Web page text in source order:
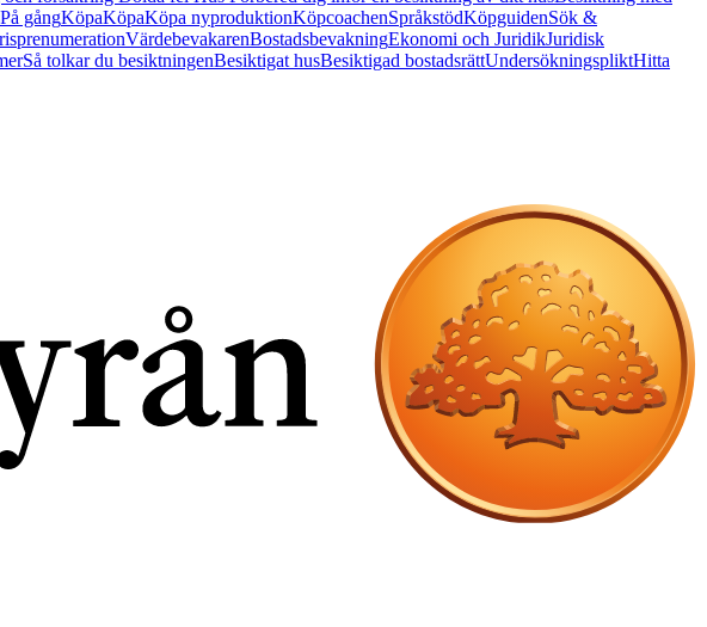
På gångKöpaKöpaKöpa nyproduktionKöpcoachenSpråkstödKöpguidenSök &
VärdebevakarenBostadsbevakningEkonomi och JuridikJuridisk
Så tolkar du besiktningenBesiktigat husBesiktigad bostadsrättUndersökningspliktHitta